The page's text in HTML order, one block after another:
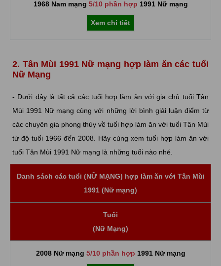
1968 Nam mạng 5/10 phần hợp 1991 Nữ mạng
Xem chi tiết
2. Tân Mùi 1991 Nữ mạng hợp làm ăn các tuổi
Nữ Mạng
- Dưới đây là tất cả các tuổi hợp làm ăn với gia chủ tuổi Tân
Mùi 1991 Nữ mạng cùng với những lời bình giải luận điểm từ
các chuyên gia phong thủy về tuổi hợp làm ăn với tuổi Tân Mùi
từ độ tuổi 1966 đến 2008. Hãy cùng xem tuổi hợp làm ăn với
tuổi Tân Mùi 1991 Nữ mạng là những tuổi nào nhé.
Danh sách các tuổi (NỮ MẠNG) hợp làm ăn với Tân Mùi
1991 (Nữ mạng)
Tuổi
(Nữ Mạng)
2008 Nữ mạng 5/10 phần hợp 1991 Nữ mạng